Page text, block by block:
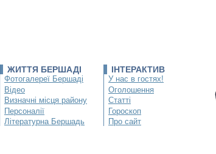
ЖИТТЯ БЕРШАДІ
Фотогалереї Бершаді
Відео
Визначні місця району
Персоналії
Літературна Бершадь
ІНТЕРАКТИВ
У нас в гостях!
Оголошення
Статті
Гороскоп
Про сайт